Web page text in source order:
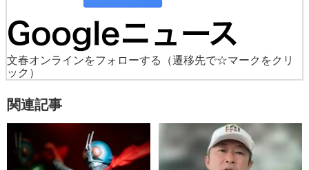
文春オンラインをフォローする
（遷移先で☆マークをクリ
ック）
関連記事